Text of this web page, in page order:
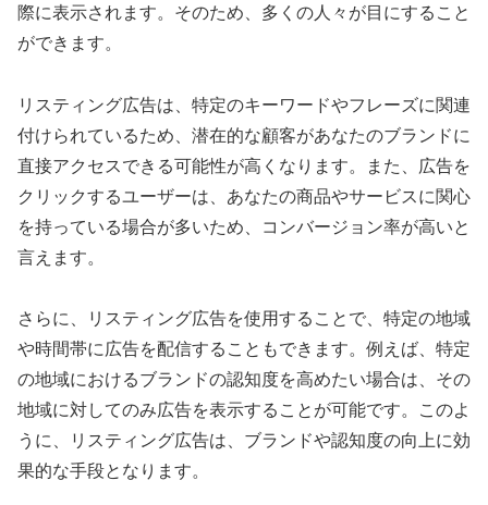
際に表示されます。そのため、多くの人々が目にすること
ができます。
リスティング広告は、特定のキーワードやフレーズに関連
付けられているため、潜在的な顧客があなたのブランドに
直接アクセスできる可能性が高くなります。また、広告を
クリックするユーザーは、あなたの商品やサービスに関心
を持っている場合が多いため、コンバージョン率が高いと
言えます。
さらに、リスティング広告を使用することで、特定の地域
や時間帯に広告を配信することもできます。例えば、特定
の地域におけるブランドの認知度を高めたい場合は、その
地域に対してのみ広告を表示することが可能です。このよ
うに、リスティング広告は、ブランドや認知度の向上に効
果的な手段となります。